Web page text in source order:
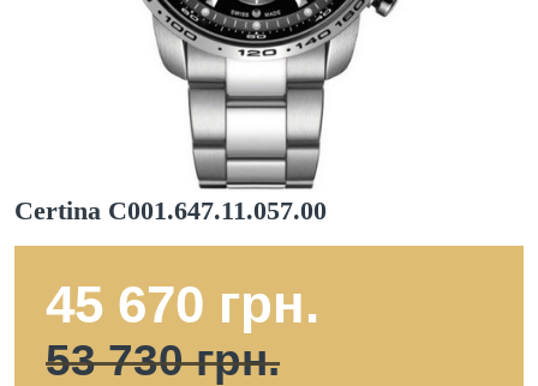
Certina C001.647.11.057.00
45 670 грн.
53 730 грн.